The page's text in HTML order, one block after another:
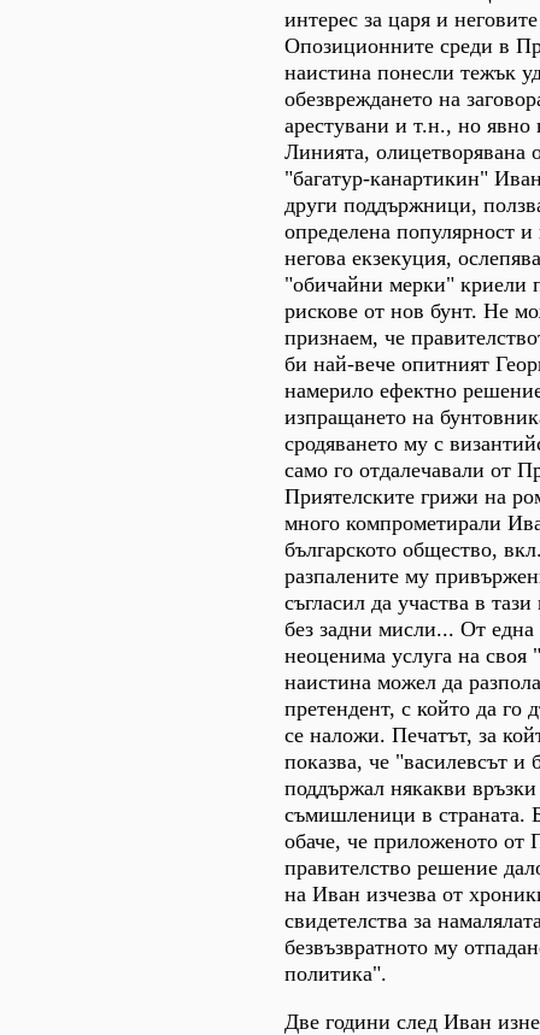
интерес за царя и
Опозиционните среди в
наистина понесли тежък
обезвреждането на
арестувани и т.н., но явно
Линията, олицетворявана
"багатур-канартикин"
други поддържници,
определена популярност
негова екзекуция,
"обичайни мерки" криели
рискове от нов бунт. Не
признаем, че
би най-вече опитният
намерило ефектно
изпращането на
сродяването му с
само го отдалечавали от
Приятелските грижи на
много компрометирали
българското общество,
разпалените му
съгласил да участва в
без задни мисли... От една
неоценима услуга на своя
наистина можел да
претендент, с който да
се наложи. Печатът, за
показва, че "василевсът и
поддържал някакви
съмишленици в страната.
обаче, че приложеното от
правителство решение
на Иван изчезва от
свидетелства за
безвъзвратното му
политика".
Две години след Иван